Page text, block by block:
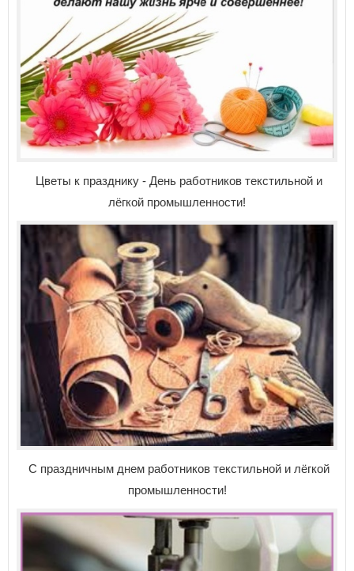
Цветы к празднику - День работников текстильной и
лёгкой промышленности!
С праздничным днем работников текстильной и лёгкой
промышленности!